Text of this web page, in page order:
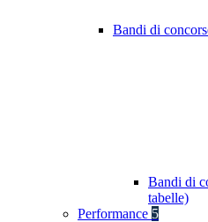
Bandi di
Bandi di
tabelle)
Performance 5